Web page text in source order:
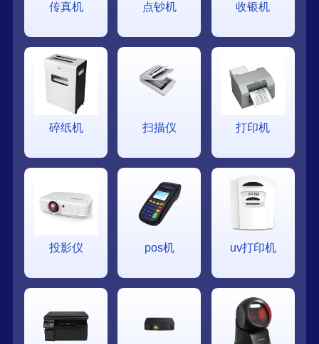
传真机 点钞机 收银机
碎纸机 扫描仪 打印机
投影仪 pos机 uv打印机